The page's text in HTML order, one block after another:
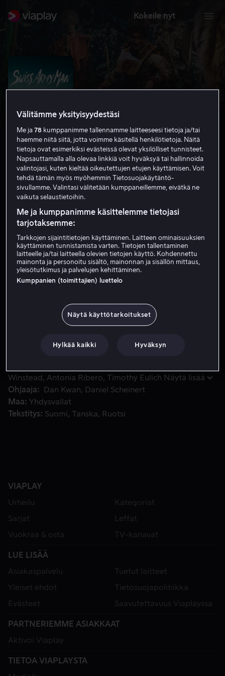
Kokeile nyt
Swiss Army Man
6.9 Draama Komedia
HD
Vuokraa 3,99 €
Katso traileri
itsemurhaa, kun rantaan ajautuu ruumis. Mutta ei mikä
tahansa ruumis: tämä kalmo päästä kaasuja kuin uima-
Winstead
Antonia Ribero Timothy Eulich Näytä lisää
Ohjaaja
Dan Kwan
Daniel Scheinert
Maa
Yhdysvallat
Tekstitys
Suomi Tanska Ruotsi
VIAPLAY
Urheilu
Kategoriat
Sarjat
Leffat
Vuokraa & osta
TV-kanavat
LUE LISÄÄ
Asiakaspalvelu
Tuetut laitteet
Yleiset ehdot
Tietosuojapolitiikka
Evästeet
Saavutettavuus Viaplayssa
PARTNERIEMME ASIAKKAAT
Aktivoi Viaplay
TIETOA VIAPLAYSTA
Välitämme yksityisyydestäsi
Me ja78 kumppanimme tallennamme laitteeseesi tietoja ja/tai
haemme niitä siitä, jotta voimme käsitellä henkilötietoja. Näitä
tietoja ovat esimerkiksi evästeissä olevat yksilölliset tunnisteet.
Napsauttamalla alla olevaa linkkiä voit hyväksyä tai hallinnoida
valintojasi, kuten kieltää oikeutettujen etujen käyttämisen. Voit
tehdä tämän myös myöhemmin Tietosuojakäytäntö-
sivullamme. Valintasi välitetään kumppaneillemme, eivätkä ne
vaikuta selaustietoihin.
Me ja kumppanimme käsittelemme tietojasi
tarjotaksemme:
Tarkkojen sijaintitietojen käyttäminen. Laitteen ominaisuuksien
käyttäminen tunnistamista varten. Tietojen tallentaminen
laitteelle ja/tai laitteella olevien tietojen käyttö. Kohdennettu
mainonta ja personoitu sisältö, mainonnan ja sisällön mittaus,
yleisötutkimus ja palvelujen kehittäminen.
Kumppanien (toimittajien) luettelo
Näytä käyttötarkoitukset
Hylkää kaikki Hyväksyn